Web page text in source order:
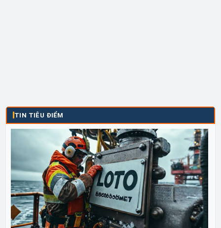
TIN TIÊU ĐIỂM